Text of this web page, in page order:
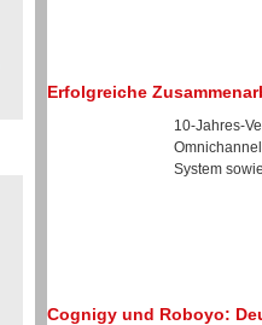
Erfolgreiche
10-Jahres-
System
Cognigy und Roboyo: